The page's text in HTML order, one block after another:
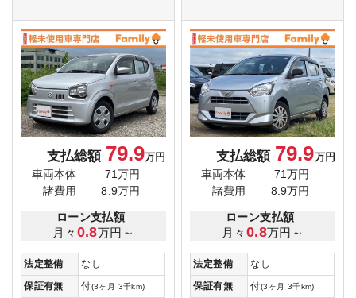
支払総額 79.9万円
車両本体
71万円
諸費用
8.9万円
ローン支払額
月々 0.8万円～
法定整備
なし
保証有無
付(3ヶ月 3千km)
支払総額 79.9万円
車両本体
71万円
諸費用
8.9万円
ローン支払額
月々 0.8万円～
法定整備
なし
保証有無
付(3ヶ月 3千km)